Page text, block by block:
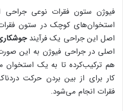
فیوژن ستون فقرات نوعی
استخوان‌های کوچک در ستون
اصل این جراحی یک فرآیند
اصلی در جراحی فیوژن به این
هم ترکیب‌کرده تا به یک استخوان
کار برای از بین بردن حرکت
فقرات انجام می‌شود.